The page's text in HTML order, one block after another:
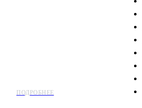
ПОДРОБНЕЕ